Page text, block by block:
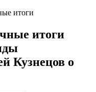
итоги
итоги
Кузнецов о